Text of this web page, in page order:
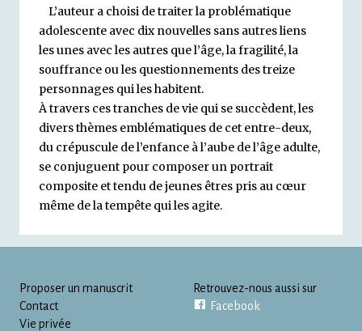
L’auteur a choisi de traiter la problématique
adolescente avec dix nouvelles sans autres liens
les unes avec les autres que l’âge, la fragilité, la
souffrance ou les questionnements des treize
personnages qui les habitent.
À travers ces tranches de vie qui se succèdent, les
divers thèmes emblématiques de cet entre-deux,
du crépuscule de l’enfance à l’aube de l’âge adulte,
se conjuguent pour composer un portrait
composite et tendu de jeunes êtres pris au cœur
même de la tempête qui les agite.
Proposer un manuscrit
Contact
Vie privée
Retrouvez-nous aussi sur
Facebook